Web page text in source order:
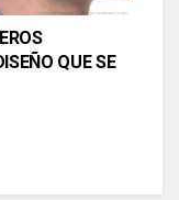
QUE SE